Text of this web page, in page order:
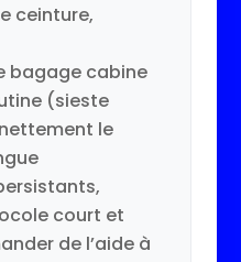
ceinture,
bagage cabine
(sieste
le
court et
de l’aide à